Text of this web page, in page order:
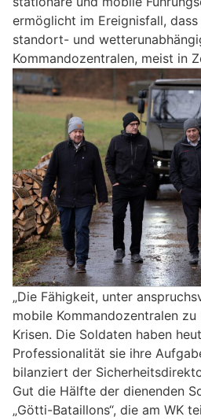
ermöglicht im Ereignisfall,
standort- und
Kommandozentralen, meist in
„Die Fähigkeit, unter
mobile Kommandozentralen
Krisen. Die Soldaten haben
Professionalität sie ihre
bilanziert der
Gut die Hälfte der dienenden
„Götti-Bataillons“, die am WK